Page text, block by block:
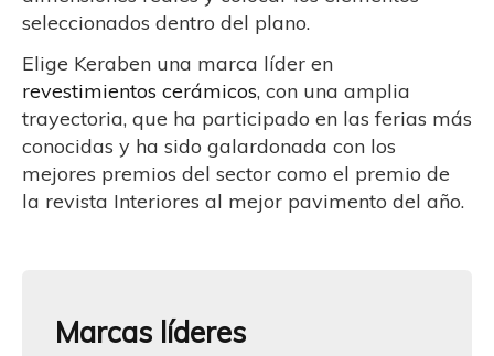
seleccionados dentro del plano.
Elige Keraben una marca líder en
revestimientos cerámicos, con una amplia
trayectoria, que ha participado en las ferias más
conocidas y ha sido galardonada con los
mejores premios del sector como el premio de
la revista Interiores al mejor pavimento del año.
Marcas líderes